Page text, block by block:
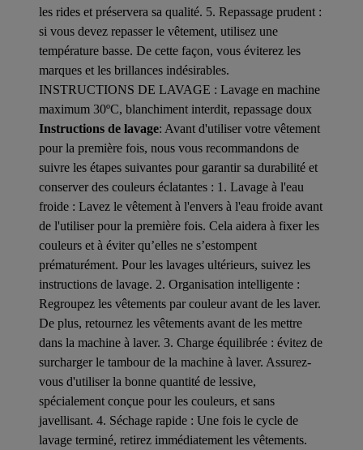
les rides et préservera sa qualité. 5. Repassage prudent :
si vous devez repasser le vêtement, utilisez une
température basse. De cette façon, vous éviterez les
marques et les brillances indésirables.
INSTRUCTIONS DE LAVAGE : Lavage en machine
maximum 30ºC, blanchiment interdit, repassage doux
Instructions de lavage: Avant d'utiliser votre vêtement
pour la première fois, nous vous recommandons de
suivre les étapes suivantes pour garantir sa durabilité et
conserver des couleurs éclatantes : 1. Lavage à l'eau
froide : Lavez le vêtement à l'envers à l'eau froide avant
de l'utiliser pour la première fois. Cela aidera à fixer les
couleurs et à éviter qu’elles ne s’estompent
prématurément. Pour les lavages ultérieurs, suivez les
instructions de lavage. 2. Organisation intelligente :
Regroupez les vêtements par couleur avant de les laver.
De plus, retournez les vêtements avant de les mettre
dans la machine à laver. 3. Charge équilibrée : évitez de
surcharger le tambour de la machine à laver. Assurez-
vous d'utiliser la bonne quantité de lessive,
spécialement conçue pour les couleurs, et sans
javellisant. 4. Séchage rapide : Une fois le cycle de
lavage terminé, retirez immédiatement les vêtements.